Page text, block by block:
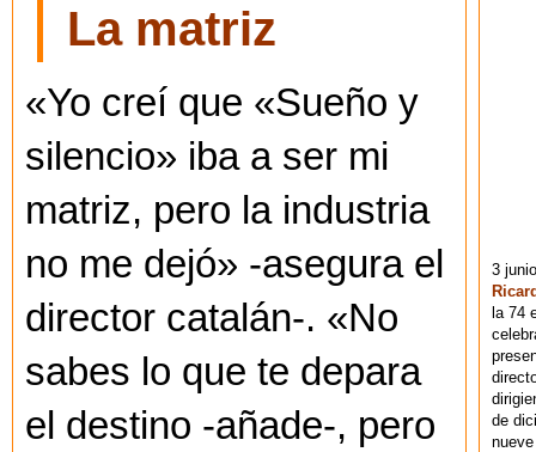
La matriz
«Yo creí que «Sueño y
silencio» iba a ser mi
matriz, pero la industria
no me dejó» -asegura el
director catalán-. «No
sabes lo que te depara
el destino -añade-, pero
3
la 74
de